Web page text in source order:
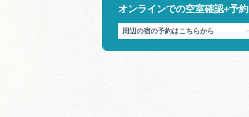
オンラインでの空室確認+予約
周辺の宿の予約はこちらから